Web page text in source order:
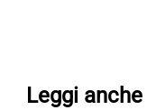
Leggi anche